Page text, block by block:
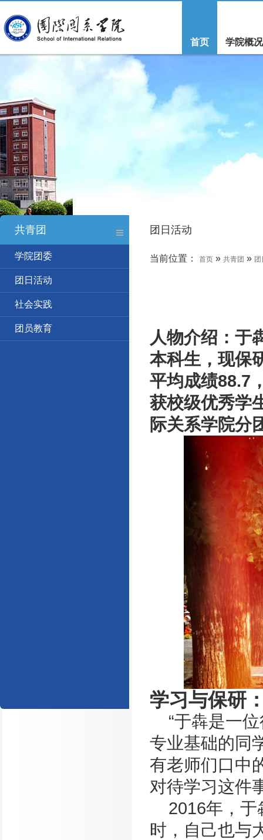
首页 学院概况
共青团 团日活动
学院团委
团日活动
社会实践
团员教育
当前位置： 首页 » 共青团 »
人物介绍：于
本科生，现保
平均成绩88.7
获校级优秀学
际关系学院分
学习与保研
“于犇是一
专业基础的同
有老师们口中
对待学习这件
2016年，
时，自己也与